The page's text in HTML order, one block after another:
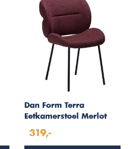
Dan Form Terra
Eetkamerstoel Merlot
319,-